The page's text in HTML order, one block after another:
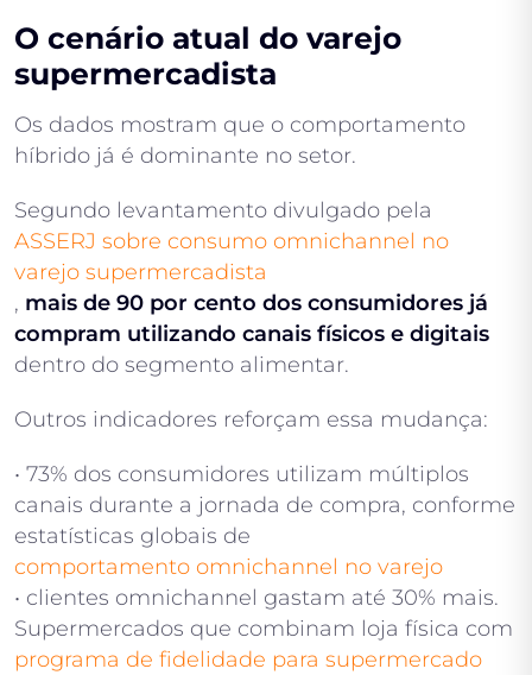
O cenário atual do varejo
supermercadista
Os dados mostram que o comportamento
híbrido já é dominante no setor.
Segundo levantamento divulgado pela
ASSERJ sobre consumo omnichannel no
varejo supermercadista
, mais de 90 por cento dos consumidores já
compram utilizando canais físicos e digitais
dentro do segmento alimentar.
Outros indicadores reforçam essa mudança:
• 73% dos consumidores utilizam múltiplos
canais durante a jornada de compra, conforme
estatísticas globais de
comportamento omnichannel no varejo
• clientes omnichannel gastam até 30% mais.
Supermercados que combinam loja física com
programa de fidelidade para supermercado